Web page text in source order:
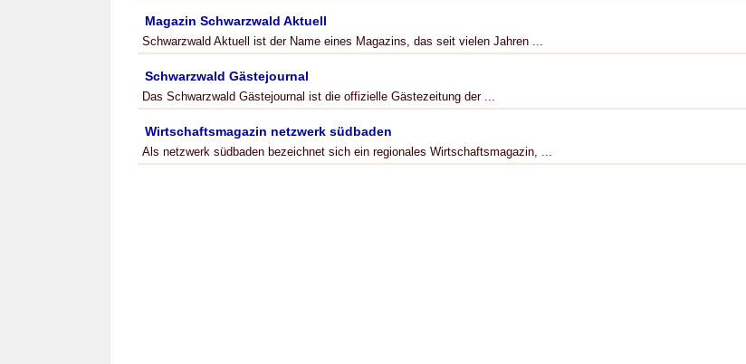
Magazin Schwarzwald Aktuell
Schwarzwald Aktuell ist der Name eines Magazins, das seit vielen Jahren ...
Schwarzwald Gästejournal
Das Schwarzwald Gästejournal ist die offizielle Gästezeitung der ...
Wirtschaftsmagazin netzwerk südbaden
Als netzwerk südbaden bezeichnet sich ein regionales Wirtschaftsmagazin, ...